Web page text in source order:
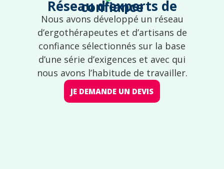
Réseau d'experts de confiance
Nous avons développé un réseau
d’ergothérapeutes et d’artisans de
confiance sélectionnés sur la base
d’une série d’exigences et avec qui
nous avons l’habitude de travailler.
JE DEMANDE UN DEVIS